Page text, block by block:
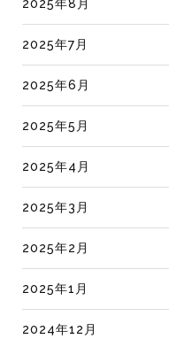
2025年8月
2025年7月
2025年6月
2025年5月
2025年4月
2025年3月
2025年2月
2025年1月
2024年12月